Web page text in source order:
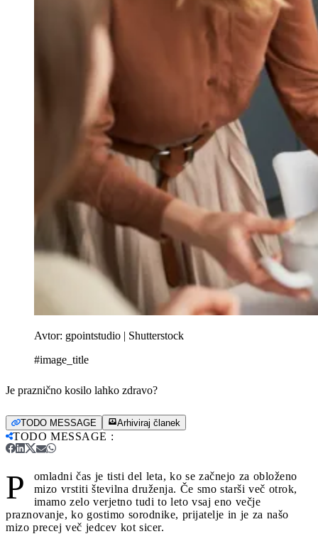
Avtor: gpointstudio | Shutterstock
#image_title
Je praznično kosilo lahko zdravo?
TODO MESSAGE Arhiviraj članek
TODO MESSAGE :
P
omladni čas je tisti del leta, ko se začnejo za obloženo
mizo vrstiti številna druženja. Če smo starši več otrok,
imamo zelo verjetno tudi to leto vsaj eno večje
praznovanje, ko gostimo sorodnike, prijatelje in je za našo
mizo precej več jedcev kot sicer.